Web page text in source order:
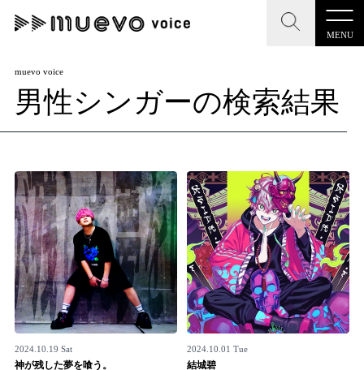
MENU
CLOSE
記事を検索する
人気ワード
#男性SSW #ポップス #女性SSW #ロック
#男性シンガー #HR/HM #女性シンガー
#ヒップホップ #男性シンガーグループ #R&B/ソウル
CLOSE
muevo media
"読者の声を形にする”音楽特化メディア
MENU
記事一覧
プレスリリース一覧
会社概要
お問い合わせ
muevo voice
男性シンガーの検索結果
2024.10.19 Sat
神が残した夢を喰う。
2024.10.01 Tue
結城碧